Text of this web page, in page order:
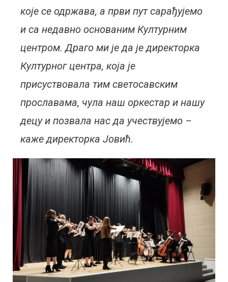
које се одржава, а први пут сарађујемо
и са недавно основаним Културним
центром. Драго ми је да је директорка
Културног центра, која је
присуствовала тим светосавским
прославама, чула наш оркестар и нашу
децу и позвала нас да учествујемо –
каже директорка Јовић.